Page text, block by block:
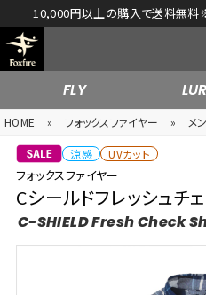
10,000円以上の購入で送料無料
FLY
HOME » フォックスファイヤー » メ
涼感 UVカット
フォックスファイヤー
Cシールドフレッシュチ
C-SHIELD Fresh Check